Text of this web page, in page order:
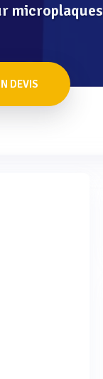
microplaques
DEVIS